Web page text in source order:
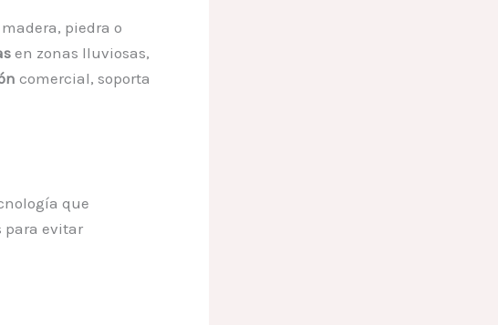
piedra o
en zonas lluviosas,
comercial, soporta
que
para evitar